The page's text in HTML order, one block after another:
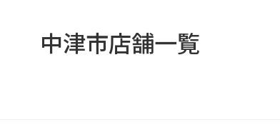
中津市店舗一覧